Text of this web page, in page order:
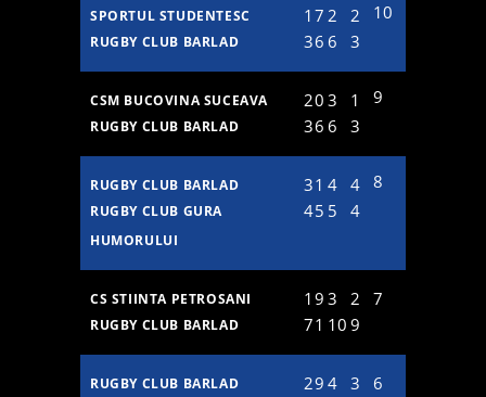
SPORTUL STUDENTESC
RUGBY CLUB BARLAD
17
36
2
6
2
3
10
CSM BUCOVINA SUCEAVA
RUGBY CLUB BARLAD
20
36
3
6
1
3
9
RUGBY CLUB BARLAD
RUGBY CLUB GURA
HUMORULUI
31
45
4
5
4
4
8
CS STIINTA PETROSANI
RUGBY CLUB BARLAD
19
71
3
10
2
9
7
RUGBY CLUB BARLAD
29 4 3
6